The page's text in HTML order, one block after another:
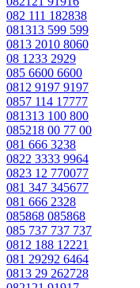
082 111 182838
081313 599 599
0813 2010 8060
08 1233 2929
085 6600 6600
0812 9197 9197
0857 114 17777
081313 100 800
085218 00 77 00
081 666 3238
0822 3333 9964
0823 12 770077
081 347 345677
081 666 2328
085868 085868
085 737 737 737
0812 188 12221
081 29292 6464
0813 29 262728